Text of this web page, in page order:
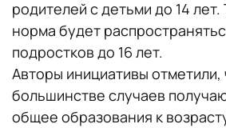
родителей с детьми до 14 лет.
норма будет
подростков до 16 лет.
Авторы инициативы отметили,
большинстве случаев
общее образования к